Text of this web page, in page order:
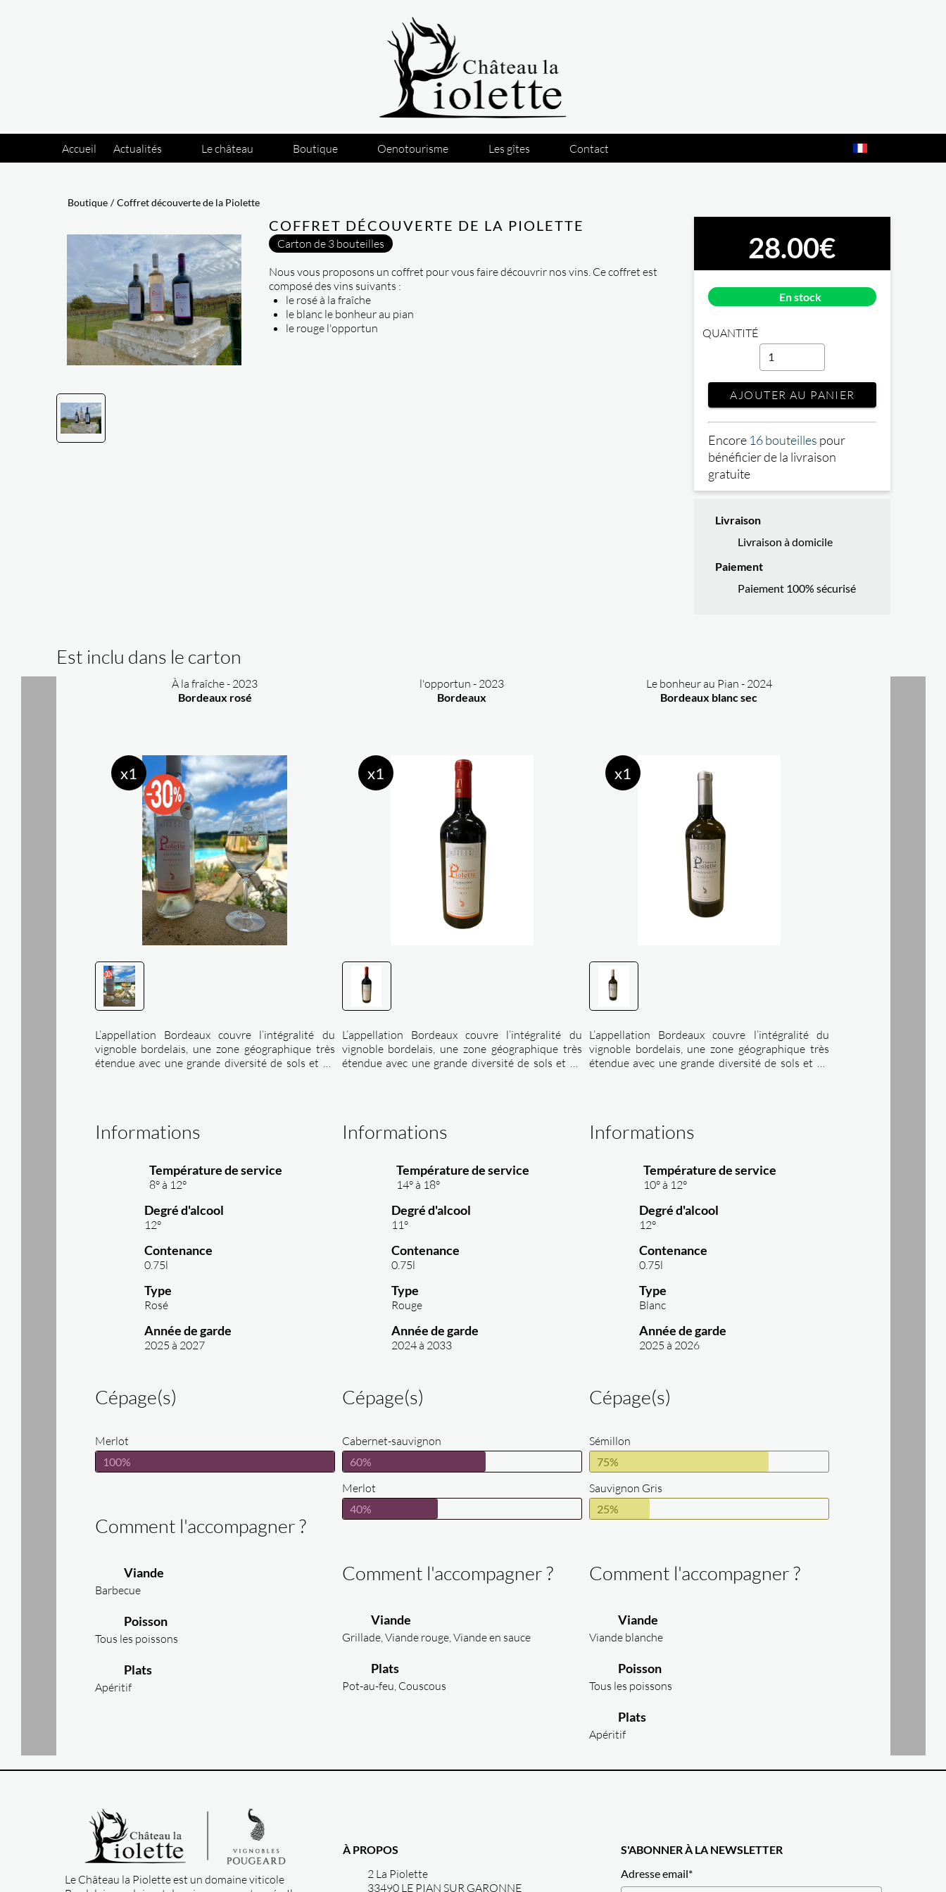
Accueil Actualités Le château Boutique Oenotourisme Les gîtes Contact
Boutique / Coffret découverte de la Piolette
COFFRET DÉCOUVERTE DE LA PIOLETTE
Carton de 3 bouteilles
Nous vous proposons un coffret pour vous faire découvrir nos vins. Ce coffret est
composé des vins suivants :
le rosé à la fraîche
le blanc le bonheur au pian
le rouge l'opportun
28.00€
En stock
QUANTITÉ
AJOUTER AU PANIER
Encore 16 bouteilles pour
bénéficier de la livraison
gratuite
Livraison
Livraison à domicile
Paiement
Paiement 100% sécurisé
Est inclu dans le carton
À la fraîche - 2023
Bordeaux rosé
x1
L’appellation Bordeaux couvre l’intégralité du
vignoble bordelais, une zone géographique très
étendue avec une grande diversité de sols et de
Informations
Température de service
8° à 12°
Degré d'alcool
12°
Contenance
0.75l
Type
Rosé
Année de garde
2025 à 2027
Cépage(s)
Merlot
100%
Comment l'accompagner ?
Viande
Barbecue
Poisson
Tous les poissons
Plats
Apéritif
l'opportun - 2023
Bordeaux
x1
L’appellation Bordeaux couvre l’intégralité du
vignoble bordelais, une zone géographique très
étendue avec une grande diversité de sols et de
Informations
Température de service
14° à 18°
Degré d'alcool
11°
Contenance
0.75l
Type
Rouge
Année de garde
2024 à 2033
Cépage(s)
Cabernet-sauvignon
60%
Merlot
40%
Comment l'accompagner ?
Viande
Grillade, Viande rouge, Viande en sauce
Plats
Pot-au-feu, Couscous
Le bonheur au Pian - 2024
Bordeaux blanc sec
x1
L’appellation Bordeaux couvre l’intégralité du
vignoble bordelais, une zone géographique très
étendue avec une grande diversité de sols et de
Informations
Température de service
10° à 12°
Degré d'alcool
12°
Contenance
0.75l
Type
Blanc
Année de garde
2025 à 2026
Cépage(s)
Sémillon
75%
Sauvignon Gris
25%
Comment l'accompagner ?
Viande
Viande blanche
Poisson
Tous les poissons
Plats
Apéritif
Le Château la Piolette est un domaine viticole
À PROPOS
2 La Piolette
33490 LE PIAN SUR GARONNE
S'ABONNER À LA NEWSLETTER
Adresse email*